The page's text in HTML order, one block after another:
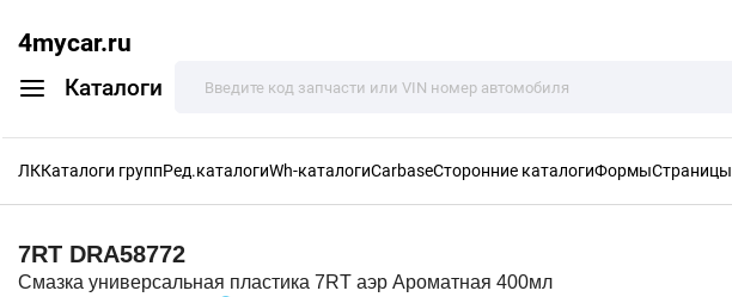
4mycar.ru
Каталоги
ЛККаталоги группРед.каталогиWh-каталогиCarbaseСторонние каталогиФормыСтраницы
7RT DRA58772
Смазка универсальная пластика 7RT аэр Ароматная 400мл